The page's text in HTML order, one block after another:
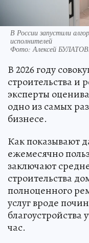
В России запустили
Фото:Алексей
В 2026 году
строительства и
эксперты
одно из самых
бизнесе.
Как показывают
ежемесячно
заключают
строительства
полноценного
услуг вроде
благоустройства